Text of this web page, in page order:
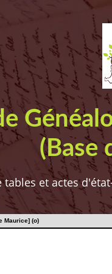
(Base
et actes
Maurice] (o)